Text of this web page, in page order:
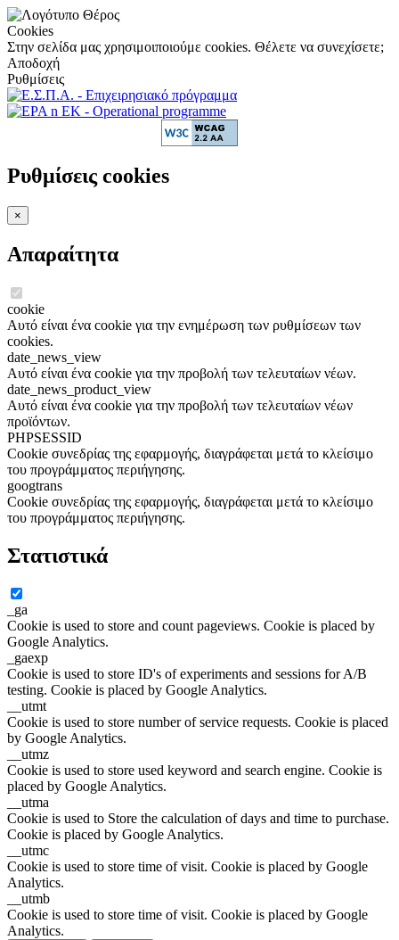
Cookies
Στην σελίδα μας χρησιμοιποιούμε cookies. Θέλετε να συνεχίσετε;
Αποδοχή
Ρυθμίσεις
Ρυθμίσεις cookies
×
Απαραίτητα
cookie
Αυτό είναι ένα cookie για την ενημέρωση των ρυθμίσεων των
cookies.
date_news_view
Αυτό είναι ένα cookie για την προβολή των τελευταίων νέων.
date_news_product_view
Αυτό είναι ένα cookie για την προβολή των τελευταίων νέων
προϊόντων.
PHPSESSID
Cookie συνεδρίας της εφαρμογής, διαγράφεται μετά το κλείσιμο
του προγράμματος περιήγησης.
googtrans
Cookie συνεδρίας της εφαρμογής, διαγράφεται μετά το κλείσιμο
του προγράμματος περιήγησης.
Στατιστικά
_ga
Cookie is used to store and count pageviews. Cookie is placed by
Google Analytics.
_gaexp
Cookie is used to store ID's of experiments and sessions for A/B
testing. Cookie is placed by Google Analytics.
__utmt
Cookie is used to store number of service requests. Cookie is placed
by Google Analytics.
__utmz
Cookie is used to store used keyword and search engine. Cookie is
placed by Google Analytics.
__utma
Cookie is used to Store the calculation of days and time to purchase.
Cookie is placed by Google Analytics.
__utmc
Cookie is used to store time of visit. Cookie is placed by Google
Analytics.
__utmb
Cookie is used to store time of visit. Cookie is placed by Google
Analytics.